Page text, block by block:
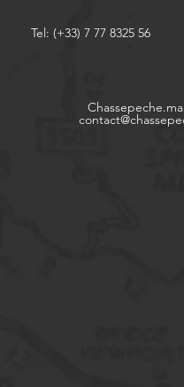
Tel: (+33) 7 77 8325 56